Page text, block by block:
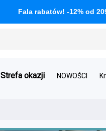
Fala rabatów! -12% od
Strefa okazji NOWOŚCI